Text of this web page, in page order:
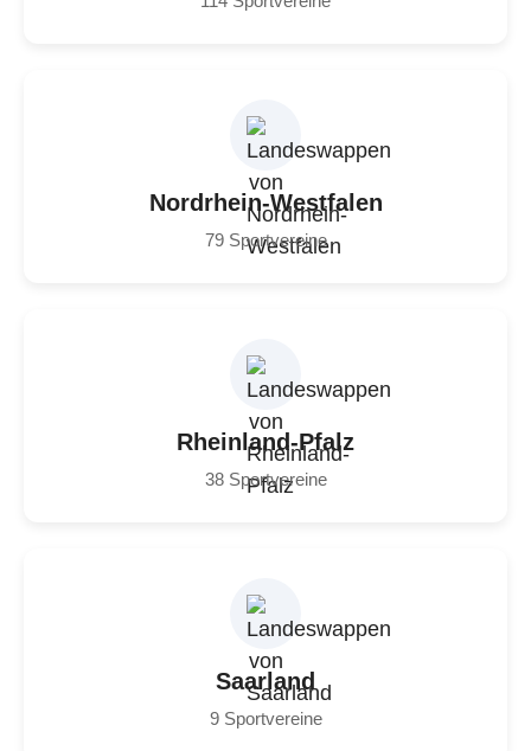
Nordrhein-Westfalen
79 Sportvereine
Rheinland-Pfalz
38 Sportvereine
Saarland
9 Sportvereine